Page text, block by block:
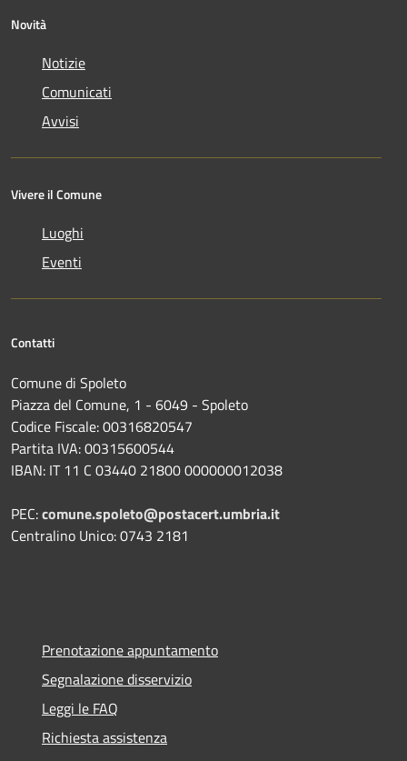
Novità
Notizie
Comunicati
Avvisi
Vivere il Comune
Luoghi
Eventi
Contatti
Comune di Spoleto
Piazza del Comune, 1 - 6049 - Spoleto
Codice Fiscale: 00316820547
Partita IVA: 00315600544
IBAN: IT 11 C 03440 21800 000000012038
PEC:comune.spoleto@postacert.umbria.it
Centralino Unico: 0743 2181
Prenotazione appuntamento
Segnalazione disservizio
Leggi le FAQ
Richiesta assistenza